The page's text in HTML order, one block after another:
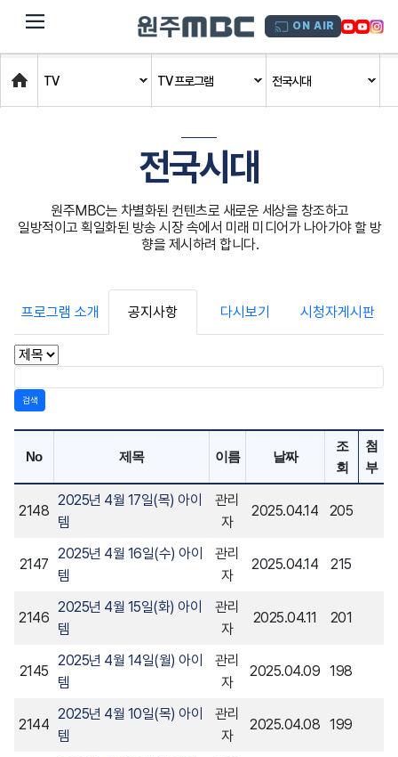
dehaze ON AIR
Home
TV TV 프로그램 전국시대
전국시대
원주MBC는 차별화된 컨텐츠로 새로운 세상을 창조하고
일방적이고 획일화된 방송 시장 속에서 미래 미디어가 나아가야 할 방
향을 제시하려 합니다.
프로그램 소개 공지사항 다시보기 시청자게시판
검색
No 제목 이름 날짜
조
회
첨
부
2148
2025년 4월 17일(목) 아이
템
관리
자
2025.04.14 205
2147
2025년 4월 16일(수) 아이
템
관리
자
2025.04.14 215
2146
2025년 4월 15일(화) 아이
템
관리
자
2025.04.11 201
2145
2025년 4월 14일(월) 아이
템
관리
자
2025.04.09 198
2144
2025년 4월 10일(목) 아이
템
관리
자
2025.04.08 199